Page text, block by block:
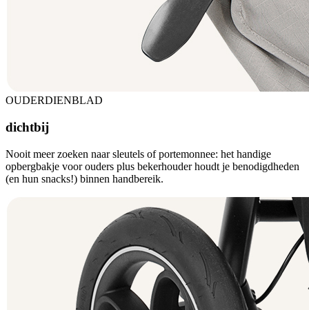
OUDERDIENBLAD
dichtbij
Nooit meer zoeken naar sleutels of portemonnee: het handige
opbergbakje voor ouders plus bekerhouder houdt je benodigdheden
(en hun snacks!) binnen handbereik.